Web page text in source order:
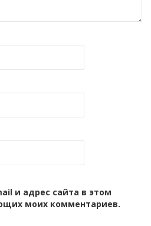
и адрес сайта в этом
моих комментариев.